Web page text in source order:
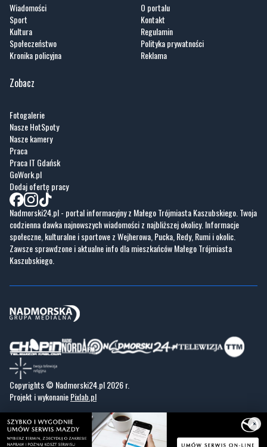
Wiadomości
Sport
Kultura
Społeczeństwo
Kronika policyjna
O portalu
Kontakt
Regulamin
Polityka prywatności
Reklama
Zobacz
Fotogalerie
Nasze HotSpoty
Nasze kamery
Praca
Praca IT Gdańsk
GoWork.pl
Dodaj ofertę pracy
Nadmorski24.pl - portal informacyjny z Małego Trójmiasta Kaszubskiego. Twoja
codzienna dawka najnowszych wiadomości z najbliższej okolicy. Informacje
społeczne, kulturalne i sportowe z Wejherowa, Pucka, Redy, Rumi i okolic.
Zawsze sprawdzone i aktualne info dla mieszkańców Małego Trójmiasta
Kaszubskiego.
Copyrights © Nadmorski24.pl 2026 r.
Projekt i wykonaniePixlab.pl
×